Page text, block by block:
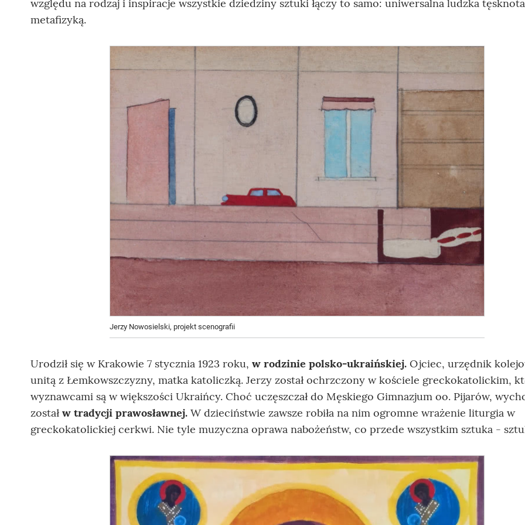
względu na rodzaj i inspiracje wszystkie dziedziny sztuki łączy to samo: uniwersalna ludzka
metafizyką.
Jerzy Nowosielski, projekt scenografii
Urodził się w Krakowie 7 stycznia 1923 roku, w rodzinie polsko-ukraińskiej. Ojciec, urzędnik
unitą z Łemkowszczyzny, matka katoliczką. Jerzy został ochrzczony w kościele greckokatolickim,
wyznawcami są w większości Ukraińcy. Choć uczęszczał do Męskiego Gimnazjum oo. Pijarów,
został w tradycji prawosławnej. W dzieciństwie zawsze robiła na nim ogromne wrażenie liturgia w
greckokatolickiej cerkwi. Nie tyle muzyczna oprawa nabożeństw, co przede wszystkim sztuka -